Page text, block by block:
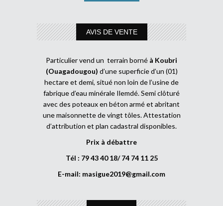
AVIS DE VENTE
Particulier vend un terrain borné à Koubri
(Ouagadougou) d’une superficie d’un (01)
hectare et demi, situé non loin de l’usine de
fabrique d’eau minérale Ilemdé. Semi clôturé
avec des poteaux en béton armé et abritant
une maisonnette de vingt tôles. Attestation
d’attribution et plan cadastral disponibles.
Prix à débattre
Tél : 79 43 40 18/ 74 74 11 25
E-mail: masigue2019@gmail.com